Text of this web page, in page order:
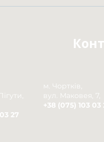
27
м. Чортків,
вул. Маковея, 7,
+38 (075) 103 03